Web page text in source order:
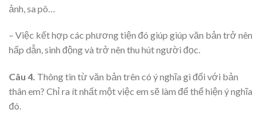
ảnh, sa pô…
– Việc kết hợp các phương tiện đó giúp giúp văn bản trở nên
hấp dẫn, sinh động và trở nên thu hút người đọc.
Câu 4. Thông tin từ văn bản trên có ý nghĩa gì đối với bản
thân em? Chỉ ra ít nhất một việc em sẽ làm để thể hiện ý nghĩa
đó.